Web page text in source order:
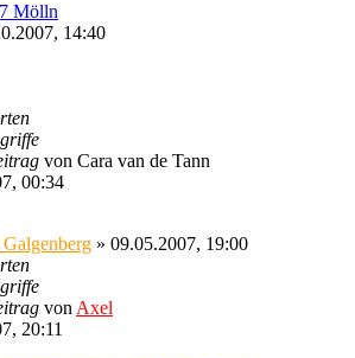
Mölln
14:40
von Cara van de Tann
00:34
» 09.05.2007, 19:00
vonAxel
20:11